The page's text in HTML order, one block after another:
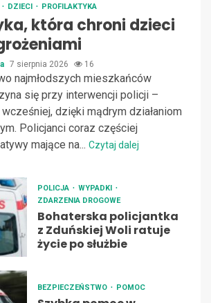
DZIECI PROFILAKTYKA
która chroni dzieci
7 sierpnia 2026 16
najmłodszych mieszkańców
się przy interwencji policji –
dzięki mądrym działaniom
Policjanci coraz częściej
mające na... Czytaj dalej
POLICJA
WYPADKI
ZDARZENIA DROGOWE
Bohaterska policjantka
z Zduńskiej Woli ratuje
życie po służbie
BEZPIECZEŃSTWO POMOC